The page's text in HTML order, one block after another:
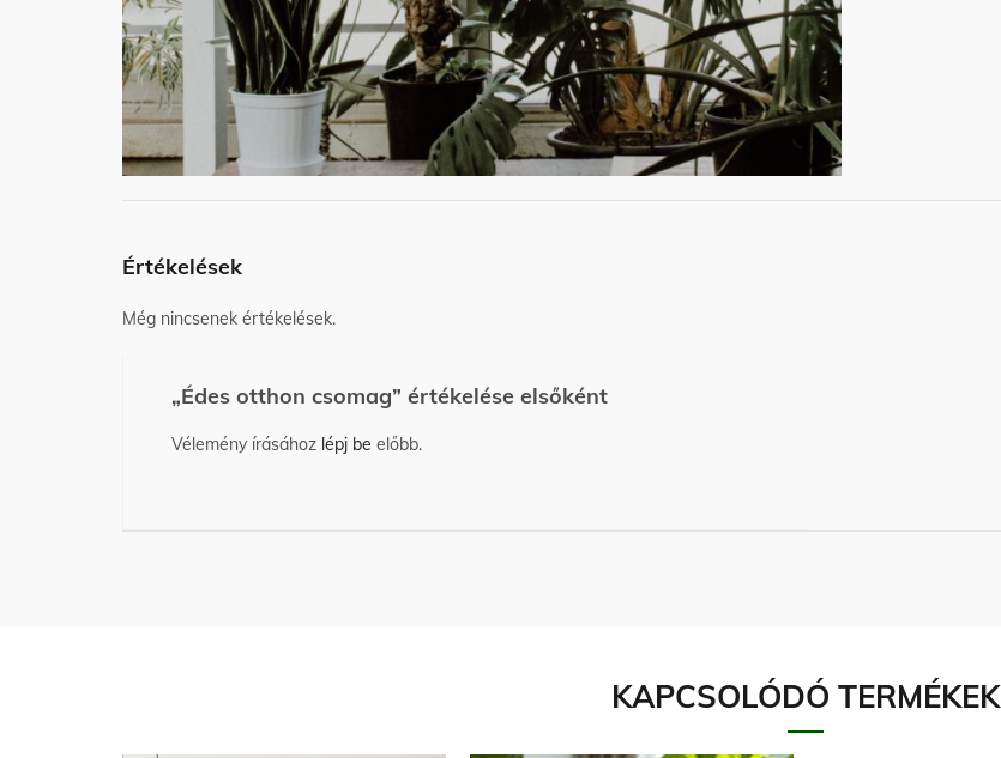
Értékelések
Még nincsenek értékelések.
„Édes otthon csomag” értékelése elsőként
Vélemény írásához lépj be előbb.
KAPCSOLÓDÓ TERMÉKEK